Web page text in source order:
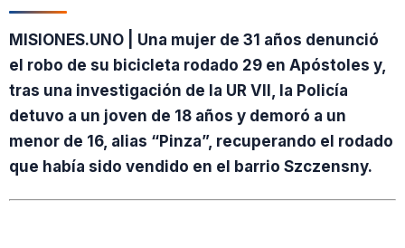
MISIONES.UNO | Una mujer de 31 años denunció
el robo de su bicicleta rodado 29 en Apóstoles y,
tras una investigación de la UR VII, la Policía
detuvo a un joven de 18 años y demoró a un
menor de 16, alias “Pinza”, recuperando el rodado
que había sido vendido en el barrio Szczensny.